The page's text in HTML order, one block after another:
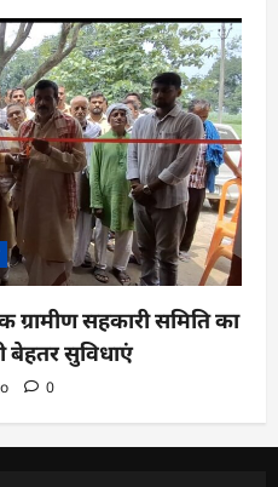
ग्रामीण सहकारी समिति का
बेहतर सुविधाएं
0